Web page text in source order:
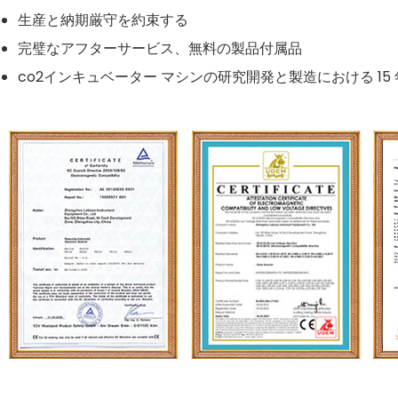
生産と納期厳守を約束する
完璧なアフターサービス、無料の製品付属品
co2インキュベーター マシンの研究開発と製造における 15